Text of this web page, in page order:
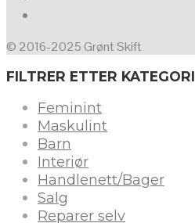
© 2016-2025 Grønt Skift
FILTRER ETTER KATEGORI
Feminint
Maskulint
Barn
Interiør
Handlenett/Bager
Salg
Reparer selv